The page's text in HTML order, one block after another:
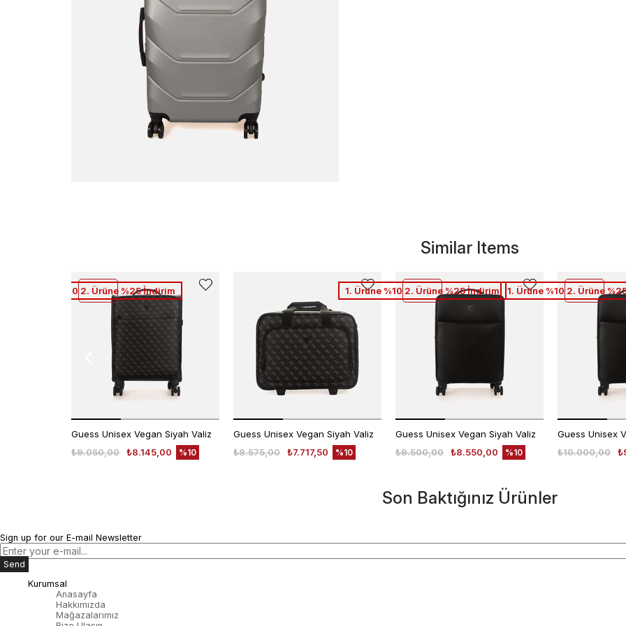
Similar Items
Guess Unisex Vegan Siyah Valiz
₺8.145,00
₺9.050,00 %10
1. Ürüne %10 2. Ürüne %25 İndirim
Guess Unisex Vegan Siyah Valiz
₺7.717,50
₺8.575,00 %10
Guess Unisex Vegan Siyah Valiz
₺8.550,00
₺9.500,00 %10
1. Ürüne %10 2. Ürüne %25 İndirim
Guess Unisex
₺10.000,00
1. Ürüne %10 2. Ürüne
Son Baktığınız Ürünler
Sign up for our E-mail Newsletter
Send
Kurumsal
Anasayfa
Hakkımızda
Mağazalarımız